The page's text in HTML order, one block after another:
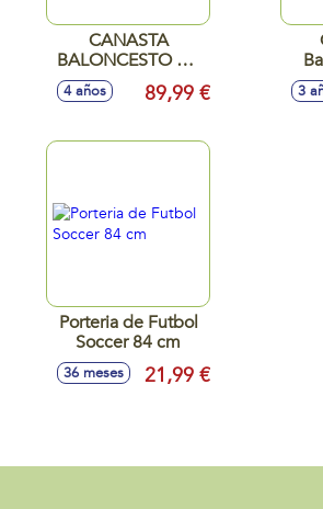
CANASTA
BALONCESTO DE
PIE REGULABLE EN
ALTURA TABLERO
1,49 A 195CM
4 años 89,99 € 3
Porteria de Futbol
Soccer 84 cm
36 meses 21,99 €